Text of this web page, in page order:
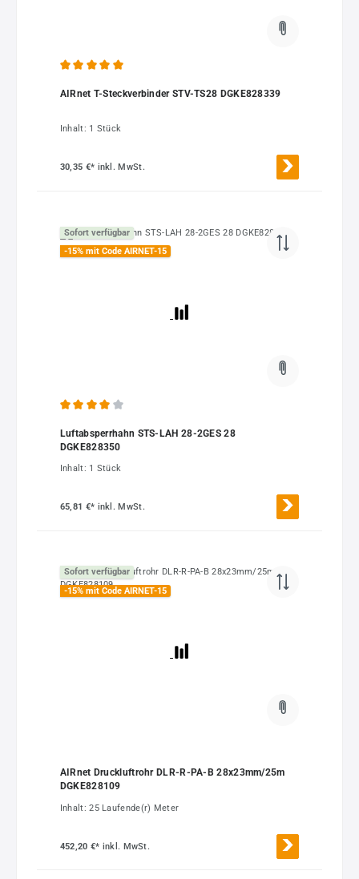
AIRnet T-Steckverbinder STV-TS28 DGKE828339
Inhalt: 1 Stück
30,35 €* inkl. MwSt.
Sofort verfügbar
-15% mit Code AIRNET-15
Luftabsperrhahn STS-LAH 28-2GES 28
DGKE828350
Inhalt: 1 Stück
65,81 €* inkl. MwSt.
Sofort verfügbar
-15% mit Code AIRNET-15
AIRnet Druckluftrohr DLR-R-PA-B 28x23mm/25m
DGKE828109
Inhalt:25 Laufende(r) Meter
452,20 €* inkl. MwSt.